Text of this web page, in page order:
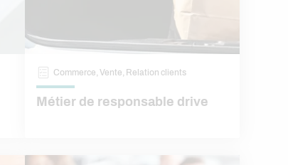
Commerce, Vente, Relation clients
Métier de responsable drive